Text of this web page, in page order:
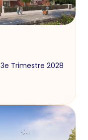
3e Trimestre 2028